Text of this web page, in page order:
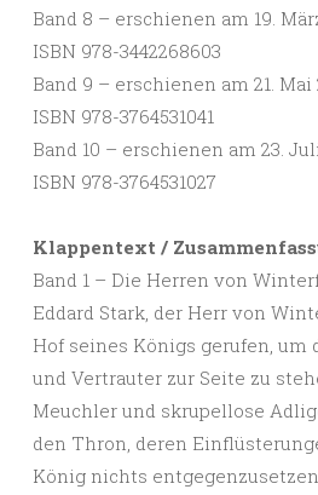
Band 8 – erschienen am 19.
ISBN 978-3442268603
Band 9 – erschienen am 21. Mai
ISBN 978-3764531041
Band 10 – erschienen am 23.
ISBN 978-3764531027
Klappentext /
Band 1 – Die Herren von
Eddard Stark, der Herr von
Hof seines Königs gerufen, um
und Vertrauter zur Seite zu
Meuchler und skrupellose
den Thron, deren
König nichts